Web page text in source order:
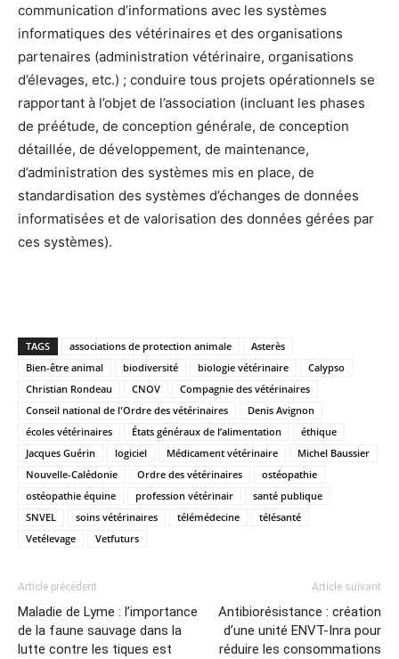
communication d’informations avec les systèmes
informatiques des vétérinaires et des organisations
partenaires (administration vétérinaire, organisations
d’élevages, etc.) ; conduire tous projets opérationnels se
rapportant à l’objet de l’association (incluant les phases
de préétude, de conception générale, de conception
détaillée, de développement, de maintenance,
d’administration des systèmes mis en place, de
standardisation des systèmes d’échanges de données
informatisées et de valorisation des données gérées par
ces systèmes).
TAGS associations de protection animale
Asterès
Bien-être animal
biodiversité biologie vétérinaire
Calypso
Christian Rondeau
CNOV
Compagnie des vétérinaires
Conseil national de l'Ordre des vétérinaires
Denis Avignon
écoles vétérinaires
États généraux de l’alimentation
éthique
Jacques Guérin
logiciel Médicament vétérinaire
Michel Baussier
Nouvelle-Calédonie
Ordre des vétérinaires
ostéopathie
ostéopathie équine
profession vétérinair
santé publique
SNVEL
soins vétérinaires télémédecine
télésanté
Vetélevage
Vetfuturs
Article précédent
Maladie de Lyme : l’importance
de la faune sauvage dans la
lutte contre les tiques est
Article suivant
Antibiorésistance : création
d’une unité ENVT-Inra pour
réduire les consommations